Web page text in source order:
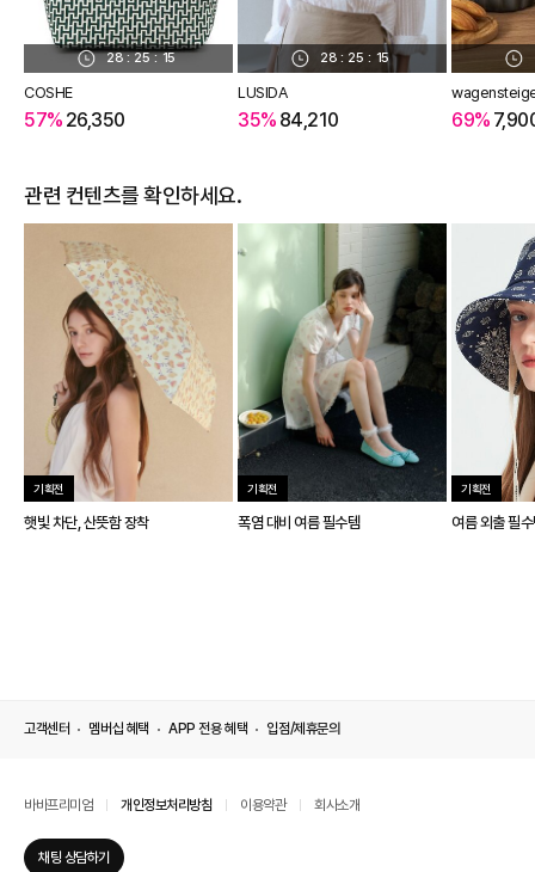
28 : 25 : 14
COSHE
57% 26,350
28 : 25 : 14
LUSIDA
35% 84,210 69%
관련 컨텐츠를 확인하세요.
기획전
햇빛 차단, 산뜻함 장착
기획전
폭염 대비 여름 필수템
기획전
여름 외출 필
고객센터 멤버십 혜택 APP 전용 혜택 입점/제휴문의
바바프리미엄 개인정보처리방침 이용약관 회사소개
채팅 상담하기